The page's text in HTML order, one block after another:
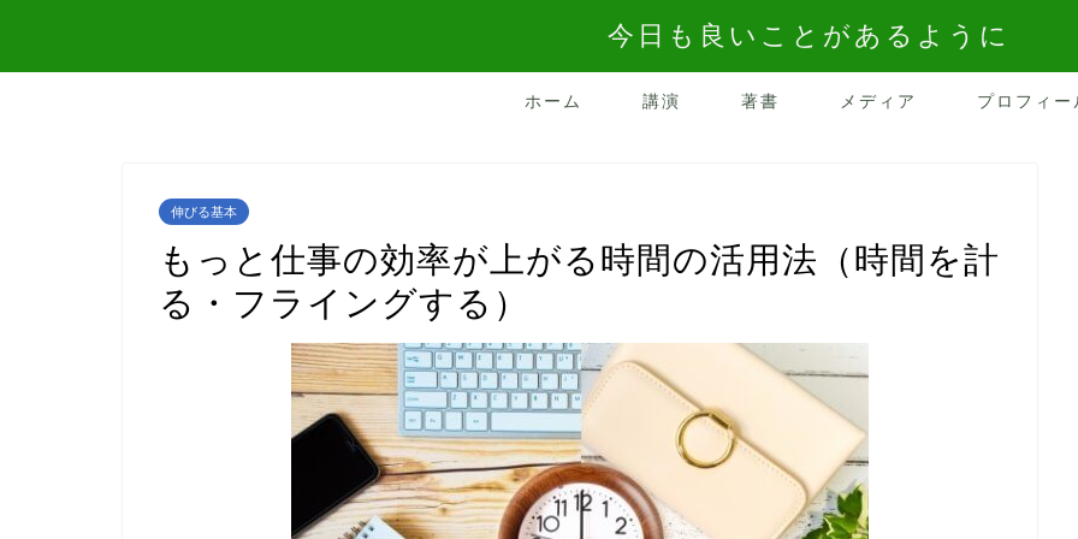
今日も良いことがあるように
ホーム 講演 著書 メディア プロフィー
伸びる基本
もっと仕事の効率が上がる時間の活用法（時間を計
る・フライングする）